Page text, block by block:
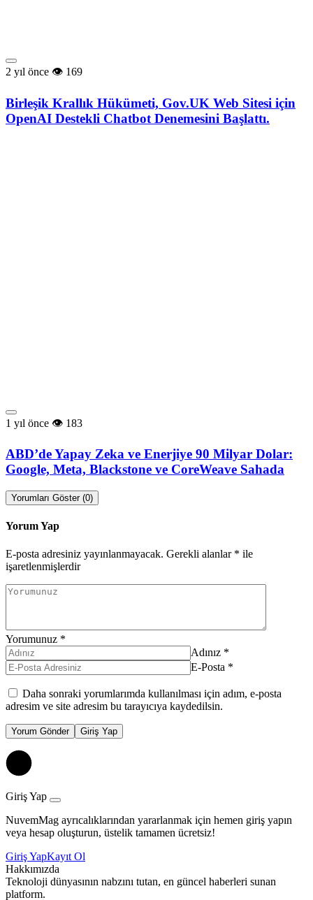
2 yıl önce 169
Birleşik Krallık Hükümeti, Gov.UK Web Sitesi için
OpenAI Destekli Chatbot Denemesini Başlattı.
1 yıl önce 183
ABD’de Yapay Zeka ve Enerjiye 90 Milyar Dolar:
Google, Meta, Blackstone ve CoreWeave Sahada
Yorumları Göster (0)
Yorum Yap
E-posta adresiniz yayınlanmayacak. Gerekli alanlar * ile
işaretlenmişlerdir
Yorumunuz *
Adınız *
E-Posta *
Daha sonraki yorumlarımda kullanılması için adım, e-posta
adresim ve site adresim bu tarayıcıya kaydedilsin.
Yorum Gönder Giriş Yap
Giriş Yap
NuvemMag ayrıcalıklarından yararlanmak için hemen giriş yapın
veya hesap oluşturun, üstelik tamamen ücretsiz!
Giriş YapKayıt Ol
Hakkımızda
Teknoloji dünyasının nabzını tutan, en güncel haberleri sunan
platform.